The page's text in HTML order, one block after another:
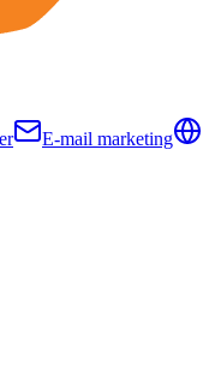
E-mail marketing